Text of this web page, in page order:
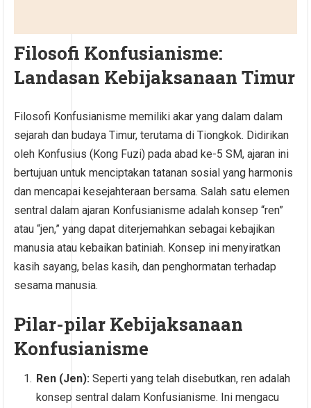
Filosofi Konfusianisme:
Landasan Kebijaksanaan Timur
Filosofi Konfusianisme memiliki akar yang dalam dalam
sejarah dan budaya Timur, terutama di Tiongkok. Didirikan
oleh Konfusius (Kong Fuzi) pada abad ke-5 SM, ajaran ini
bertujuan untuk menciptakan tatanan sosial yang harmonis
dan mencapai kesejahteraan bersama. Salah satu elemen
sentral dalam ajaran Konfusianisme adalah konsep “ren”
atau “jen,” yang dapat diterjemahkan sebagai kebajikan
manusia atau kebaikan batiniah. Konsep ini menyiratkan
kasih sayang, belas kasih, dan penghormatan terhadap
sesama manusia.
Pilar-pilar Kebijaksanaan
Konfusianisme
Ren (Jen): Seperti yang telah disebutkan, ren adalah
konsep sentral dalam Konfusianisme. Ini mengacu